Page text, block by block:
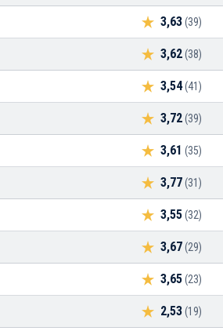
3,63(39)
3,62(38)
3,54(41)
3,72(39)
3,61 (35)
3,77(31)
3,55(32)
3,67(29)
3,65(23)
2,53(19)